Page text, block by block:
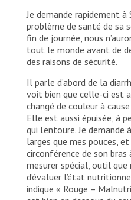
Je demande rapidement à
problème de santé de sa
fin de journée, nous
tout le monde avant de
des raisons de sécurité.
Il parle d’abord de la
voit bien que celle-ci est
changé de couleur à
Elle est aussi épuisée, à
qui l’entoure. Je demande
larges que mes pouces,
circonférence de son bras
mesurer spécial, outil
d’évaluer l’état
indique « Rouge –